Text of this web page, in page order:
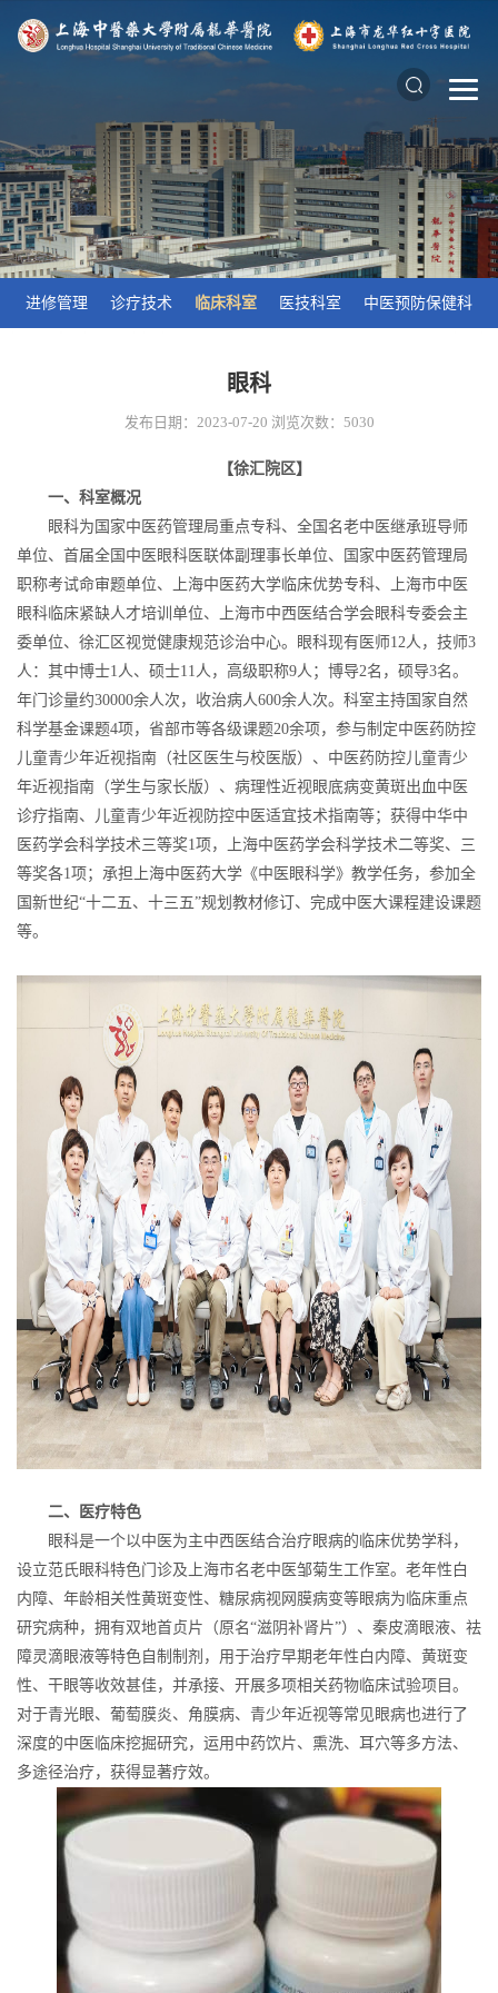
进修管理 诊疗技术 临床科室 医技科室 中医预防保健科
眼科
发布日期：2023-07-20 浏览次数： 5030
【徐汇院区】
一、科室概况
眼科为国家中医药管理局重点专科、全国名老中医继承班导师
单位、首届全国中医眼科医联体副理事长单位、国家中医药管理局
职称考试命审题单位、上海中医药大学临床优势专科、上海市中医
眼科临床紧缺人才培训单位、上海市中西医结合学会眼科专委会主
委单位、徐汇区视觉健康规范诊治中心。眼科现有医师12人，技师3
人：其中博士1人、硕士11人，高级职称9人；博导2名，硕导3名。
年门诊量约30000余人次，收治病人600余人次。科室主持国家自然
科学基金课题4项，省部市等各级课题20余项，参与制定中医药防控
儿童青少年近视指南（社区医生与校医版）、中医药防控儿童青少
年近视指南（学生与家长版）、病理性近视眼底病变黄斑出血中医
诊疗指南、儿童青少年近视防控中医适宜技术指南等；获得中华中
医药学会科学技术三等奖1项，上海中医药学会科学技术二等奖、三
等奖各1项；承担上海中医药大学《中医眼科学》教学任务，参加全
国新世纪“十二五、十三五”规划教材修订、完成中医大课程建设课题
等。
二、医疗特色
眼科是一个以中医为主中西医结合治疗眼病的临床优势学科，
设立范氏眼科特色门诊及上海市名老中医邹菊生工作室。老年性白
内障、年龄相关性黄斑变性、糖尿病视网膜病变等眼病为临床重点
研究病种，拥有双地首贞片（原名“滋阴补肾片”）、秦皮滴眼液、祛
障灵滴眼液等特色自制制剂，用于治疗早期老年性白内障、黄斑变
性、干眼等收效甚佳，并承接、开展多项相关药物临床试验项目。
对于青光眼、葡萄膜炎、角膜病、青少年近视等常见眼病也进行了
深度的中医临床挖掘研究，运用中药饮片、熏洗、耳穴等多方法、
多途径治疗，获得显著疗效。